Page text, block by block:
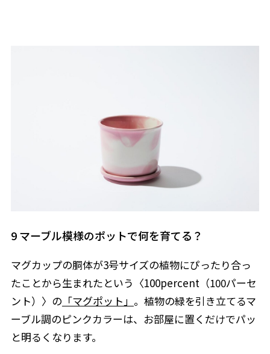
9 マーブル模様のポットで何を育てる？
マグカップの胴体が3号サイズの植物にぴったり合っ
たことから生まれたという〈100percent（100パーセ
ント）〉の 「マグポット」 。植物の緑を引き立てるマ
ーブル調のピンクカラーは、お部屋に置くだけでパッ
と明るくなります。